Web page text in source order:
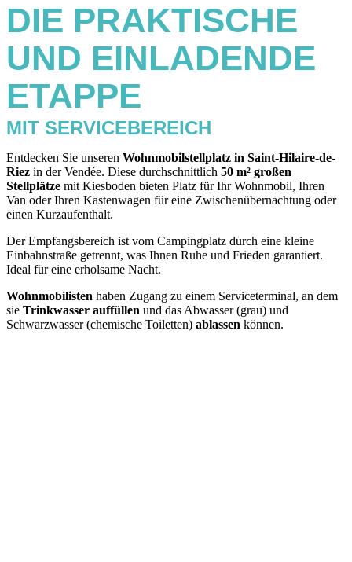
DIE PRAKTISCHE
UND EINLADENDE
ETAPPE
MIT SERVICEBEREICH
Entdecken Sie unseren Wohnmobilstellplatz in Saint-Hilaire-de-
Riez in der Vendée. Diese durchschnittlich 50 m² großen
Stellplätze mit Kiesboden bieten Platz für Ihr Wohnmobil, Ihren
Van oder Ihren Kastenwagen für eine Zwischenübernachtung oder
einen Kurzaufenthalt.
Der Empfangsbereich ist vom Campingplatz durch eine kleine
Einbahnstraße getrennt, was Ihnen Ruhe und Frieden garantiert.
Ideal für eine erholsame Nacht.
Wohnmobilisten haben Zugang zu einem Serviceterminal, an dem
sie Trinkwasser auffüllen und das Abwasser (grau) und
Schwarzwasser (chemische Toiletten) ablassen können.